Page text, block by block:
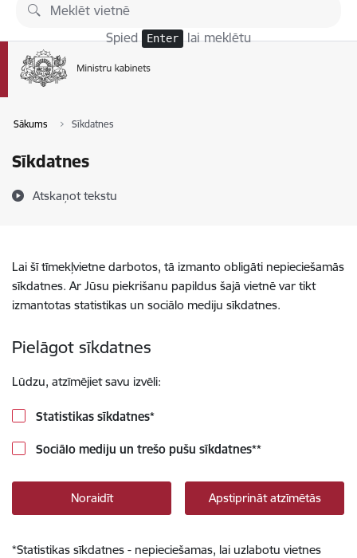
Pāriet uz lapas saturu
Spied Enter lai meklētu
Sākums Sīkdatnes
Sīkdatnes
Atskaņot tekstu
Lai šī tīmekļvietne darbotos, tā izmanto obligāti nepieciešamās
sīkdatnes. Ar Jūsu piekrišanu papildus šajā vietnē var tikt
izmantotas statistikas un sociālo mediju sīkdatnes.
Pielāgot sīkdatnes
Lūdzu, atzīmējiet savu izvēli:
Statistikas sīkdatnes*
Sociālo mediju un trešo pušu sīkdatnes**
Noraidīt Apstiprināt atzīmētās
*Statistikas sīkdatnes - nepieciešamas, lai uzlabotu vietnes